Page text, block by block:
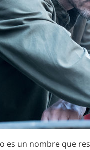
es un nombre que